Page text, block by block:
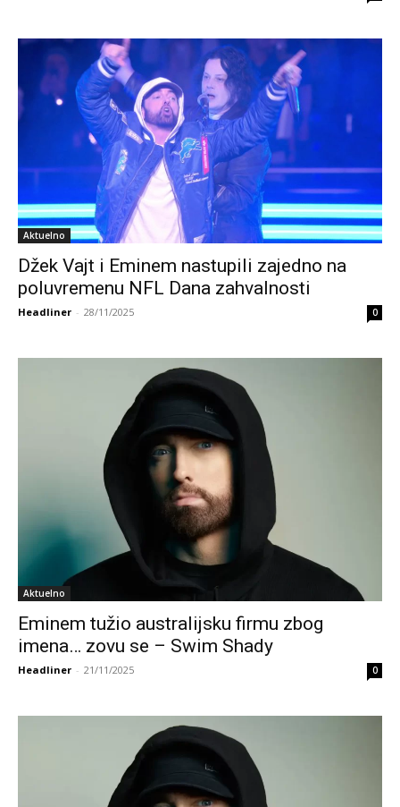
Aktuelno
Džek Vajt i Eminem nastupili zajedno na
poluvremenu NFL Dana zahvalnosti
Headliner - 28/11/2025 0
Aktuelno
Eminem tužio australijsku firmu zbog
imena… zovu se – Swim Shady
Headliner - 21/11/2025 0